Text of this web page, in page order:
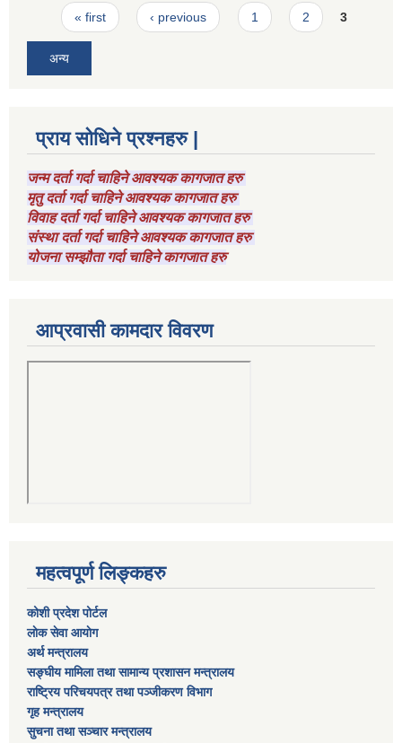
Pages
« first ‹ previous 1 2 3
अन्य
प्राय सोधिने प्रश्नहरु |
जन्म दर्ता गर्दा चाहिने आवश्यक कागजात हरु
मृतु दर्ता गर्दा चाहिने आवश्यक कागजात हरु
विवाह दर्ता गर्दा चाहिने आवश्यक कागजात हरु
संस्था दर्ता गर्दा चाहिने आवश्यक कागजात हरु
योजना सम्झौता गर्दा चाहिने कागजात हरु
आप्रवासी कामदार विवरण
महत्वपूर्ण लिङ्कहरु
कोशी प्रदेश पोर्टल
लाेक सेवा आयाेग
अर्थ मन्त्रालय
सङ्घीय मामिला तथा सामान्य प्रशासन मन्त्रालय
राष्‍ट्रिय परिचयपत्र तथा पञ्‍जीकरण विभाग
गृह मन्त्रालय
सुचना तथा सञ्चार मन्त्रालय